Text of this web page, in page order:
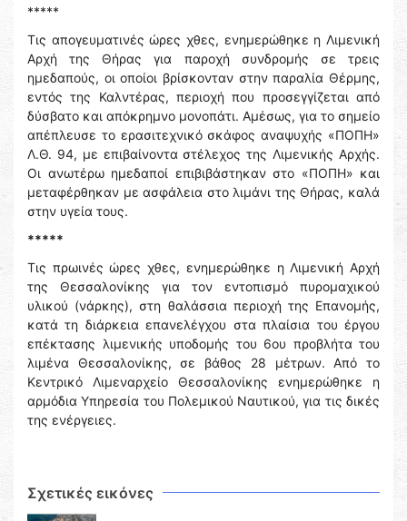
*****
Τις απογευματινές ώρες χθες, ενημερώθηκε η Λιμενική
Αρχή της Θήρας για παροχή συνδρομής σε τρεις
ημεδαπούς, οι οποίοι βρίσκονταν στην παραλία Θέρμης,
εντός της Καλντέρας, περιοχή που προσεγγίζεται από
δύσβατο και απόκρημνο μονοπάτι. Αμέσως, για το σημείο
απέπλευσε το ερασιτεχνικό σκάφος αναψυχής «ΠΟΠΗ»
Λ.Θ. 94, με επιβαίνοντα στέλεχος της Λιμενικής Αρχής.
Οι ανωτέρω ημεδαποί επιβιβάστηκαν στο «ΠΟΠΗ» και
μεταφέρθηκαν με ασφάλεια στο λιμάνι της Θήρας, καλά
στην υγεία τους.
*****
Τις πρωινές ώρες χθες, ενημερώθηκε η Λιμενική Αρχή
της Θεσσαλονίκης για τον εντοπισμό πυρομαχικού
υλικού (νάρκης), στη θαλάσσια περιοχή της Επανομής,
κατά τη διάρκεια επανελέγχου στα πλαίσια του έργου
επέκτασης λιμενικής υποδομής του 6ου προβλήτα του
λιμένα Θεσσαλονίκης, σε βάθος 28 μέτρων. Από το
Κεντρικό Λιμεναρχείο Θεσσαλονίκης ενημερώθηκε η
αρμόδια Υπηρεσία του Πολεμικού Ναυτικού, για τις δικές
της ενέργειες.
Σχετικές εικόνες